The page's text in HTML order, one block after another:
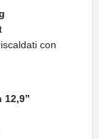
con
12,9”